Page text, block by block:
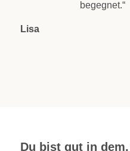
begegnet.“
Lisa
Du bist gut in